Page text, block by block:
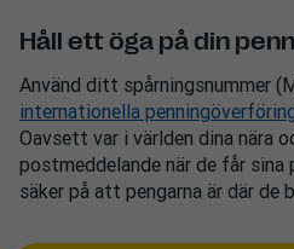
Håll ett öga på din
Använd ditt spårningsnummer
internationella
Oavsett var i världen dina nära
postmeddelande när de får sina
säker på att pengarna är där de